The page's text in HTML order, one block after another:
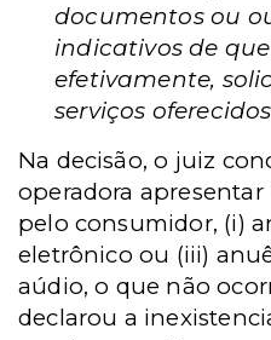
documentos ou
indicativos de
efetivamente,
serviços
Na decisão, o juiz
operadora
pelo consumidor, (i)
eletrônico ou (iii)
aúdio, o que não
declarou a